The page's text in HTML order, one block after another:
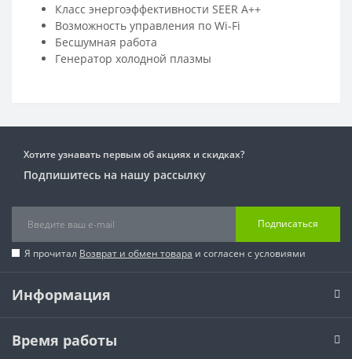
Класс энергоэффективности SEER А++
Возможность управления по Wi-Fi
Бесшумная работа
Генератор холодной плазмы
Хотите узнавать первым об акциях и скидках?
Подпишитесь на нашу рассылку
Подписаться
Я прочитал Возврат и обмен товара и согласен с условиями
Информация
Время работы